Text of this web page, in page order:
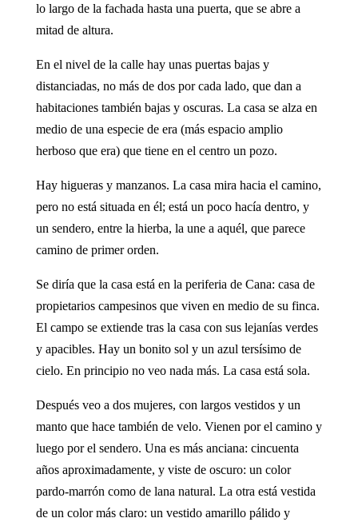
lo largo de la fachada hasta una puerta, que se abre a
mitad de altura.
En el nivel de la calle hay unas puertas bajas y
distanciadas, no más de dos por cada lado, que dan a
habitaciones también bajas y oscuras. La casa se alza en
medio de una especie de era (más espacio amplio
herboso que era) que tiene en el centro un pozo.
Hay higueras y manzanos. La casa mira hacia el camino,
pero no está situada en él; está un poco hacía dentro, y
un sendero, entre la hierba, la une a aquél, que parece
camino de primer orden.
Se diría que la casa está en la periferia de Cana: casa de
propietarios campesinos que viven en medio de su finca.
El campo se extiende tras la casa con sus lejanías verdes
y apacibles. Hay un bonito sol y un azul tersísimo de
cielo. En principio no veo nada más. La casa está sola.
Después veo a dos mujeres, con largos vestidos y un
manto que hace también de velo. Vienen por el camino y
luego por el sendero. Una es más anciana: cincuenta
años aproximadamente, y viste de oscuro: un color
pardo-marrón como de lana natural. La otra está vestida
de un color más claro: un vestido amarillo pálido y